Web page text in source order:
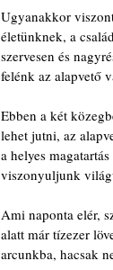
Ugyanakkor
életünknek, a
szervesen és
felénk az alapvető
Ebben a két
lehet jutni, az
a helyes
viszonyuljunk
Ami naponta elér,
alatt már tízezer
arcunkba, hacsak